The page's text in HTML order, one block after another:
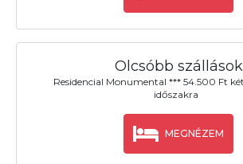
Olcsóbb szállások
Residencial Monumental *** 54.500 Ft
időszakra
MEGNÉZEM